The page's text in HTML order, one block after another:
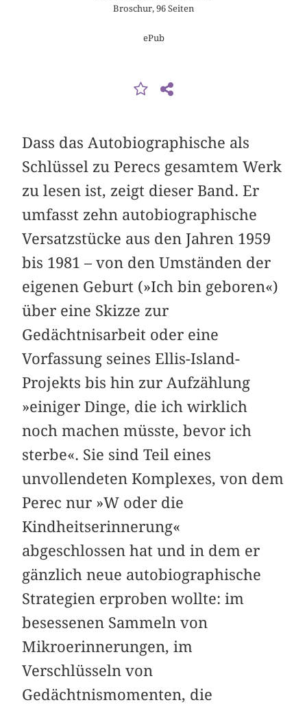
Broschur, 96 Seiten
ePub
Dass das Autobiographische als
Schlüssel zu Perecs gesamtem Werk
zu lesen ist, zeigt dieser Band. Er
umfasst zehn autobiographische
Versatzstücke aus den Jahren 1959
bis 1981 – von den Umständen der
eigenen Geburt (»Ich bin geboren«)
über eine Skizze zur
Gedächtnisarbeit oder eine
Vorfassung seines Ellis-Island-
Projekts bis hin zur Aufzählung
»einiger Dinge, die ich wirklich
noch machen müsste, bevor ich
sterbe«. Sie sind Teil eines
unvollendeten Komplexes, von dem
Perec nur »W oder die
Kindheitserinnerung«
abgeschlossen hat und in dem er
gänzlich neue autobiographische
Strategien erproben wollte: im
besessenen Sammeln von
Mikroerinnerungen, im
Verschlüsseln von
Gedächtnismomenten, die